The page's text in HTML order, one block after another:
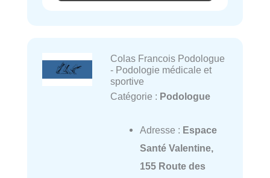
Colas Francois Podologue
- Podologie médicale et
sportive
Catégorie : Podologue
Adresse : Espace
Santé Valentine,
155 Route des